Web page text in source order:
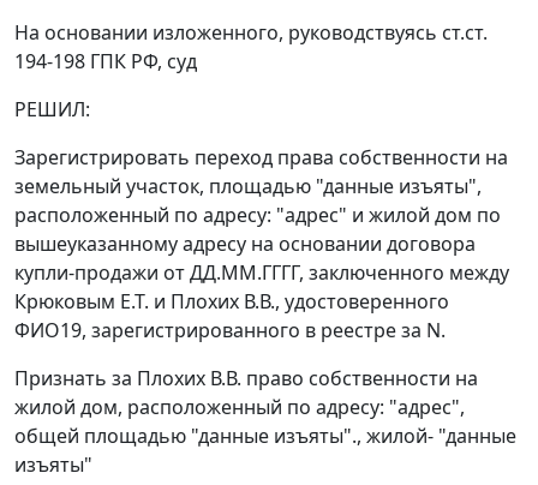
На основании изложенного, руководствуясь ст.ст.
194-198 ГПК РФ, суд
РЕШИЛ:
Зарегистрировать переход права собственности на
земельный участок, площадью "данные изъяты",
расположенный по адресу: "адрес" и жилой дом по
вышеуказанному адресу на основании договора
купли-продажи от ДД.ММ.ГГГГ, заключенного между
Крюковым Е.Т. и Плохих В.В., удостоверенного
ФИО19, зарегистрированного в реестре за N.
Признать за Плохих В.В. право собственности на
жилой дом, расположенный по адресу: "адрес",
общей площадью "данные изъяты"., жилой- "данные
изъяты"